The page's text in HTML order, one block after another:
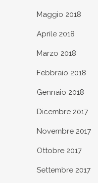
Maggio 2018
Aprile 2018
Marzo 2018
Febbraio 2018
Gennaio 2018
Dicembre 2017
Novembre 2017
Ottobre 2017
Settembre 2017